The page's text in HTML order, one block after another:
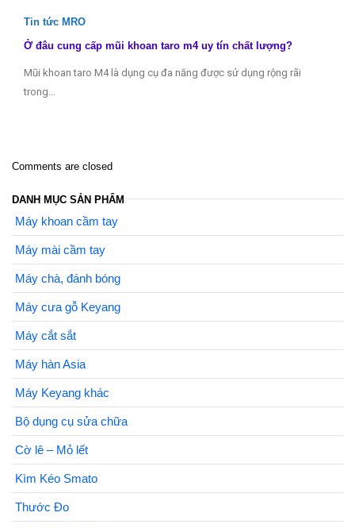
Tin tức MRO
Ở đâu cung cấp mũi khoan taro m4 uy tín chất lượng?
Mũi khoan taro M4 là dụng cụ đa năng được sử dụng rộng rãi
trong…
Comments are closed
DANH MỤC SẢN PHẨM
Máy khoan cầm tay
Máy mài cầm tay
Máy chà, đánh bóng
Máy cưa gỗ Keyang
Máy cắt sắt
Máy hàn Asia
Máy Keyang khác
Bộ dụng cụ sửa chữa
Cờ lê – Mỏ lết
Kìm Kéo Smato
Thước Đo